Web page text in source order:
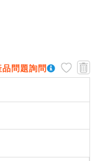
品問題詢問